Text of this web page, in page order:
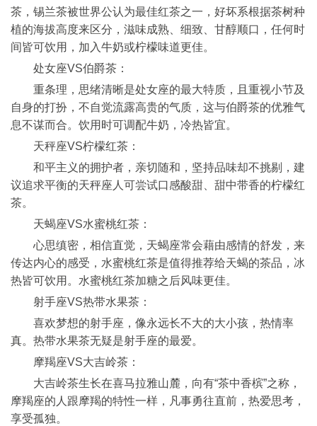
茶，锡兰茶被世界公认为最佳红茶之一，好坏系根据茶树种
植的海拔高度来区分，滋味成熟、细致、甘醇顺口，任何时
间皆可饮用，加入牛奶或柠檬味道更佳。
处女座VS伯爵茶：
重条理，思绪清晰是处女座的最大特质，且重视小节及
自身的打扮，不自觉流露高贵的气质，这与伯爵茶的优雅气
息不谋而合。饮用时可调配牛奶，冷热皆宜。
天秤座VS柠檬红茶：
和平主义的拥护者，亲切随和，坚持品味却不挑剔，建
议追求平衡的天秤座人可尝试口感酸甜、甜中带香的柠檬红
茶。
天蝎座VS水蜜桃红茶：
心思缜密，相信直觉，天蝎座常会藉由感情的舒发，来
传达内心的感受，水蜜桃红茶是值得推荐给天蝎的茶品，冰
热皆可饮用。水蜜桃红茶加糖之后风味更佳。
射手座VS热带水果茶：
喜欢梦想的射手座，像永远长不大的大小孩，热情率
真。热带水果茶无疑是射手座的最爱。
摩羯座VS大吉岭茶：
大吉岭茶生长在喜马拉雅山麓，向有“茶中香槟”之称，
摩羯座的人跟摩羯的特性一样，凡事勇往直前，热爱思考，
享受孤独。